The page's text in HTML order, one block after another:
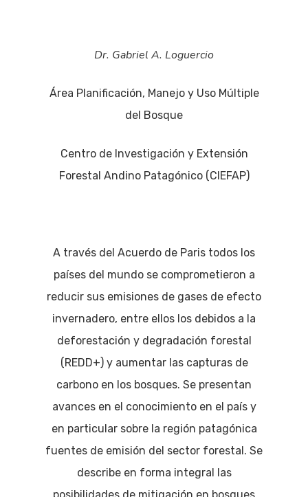
Dr. Gabriel A. Loguercio
Área Planificación, Manejo y Uso Múltiple
del Bosque
Centro de Investigación y Extensión
Forestal Andino Patagónico (CIEFAP)
A través del Acuerdo de Paris todos los
países del mundo se comprometieron a
reducir sus emisiones de gases de efecto
invernadero, entre ellos los debidos a la
deforestación y degradación forestal
(REDD+) y aumentar las capturas de
carbono en los bosques. Se presentan
avances en el conocimiento en el país y
en particular sobre la región patagónica
fuentes de emisión del sector forestal. Se
describe en forma integral las